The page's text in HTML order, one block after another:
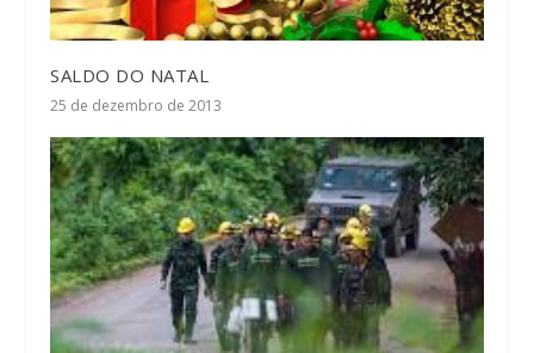
SALDO DO NATAL
25 de dezembro de 2013